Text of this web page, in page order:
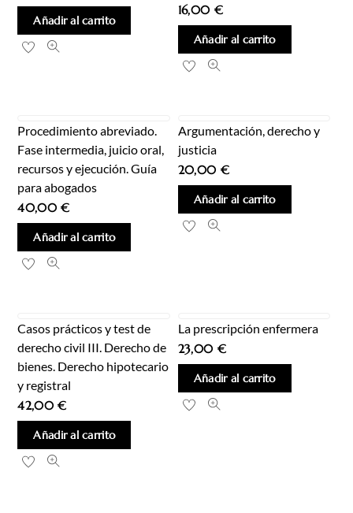
Añadir al carrito
16,00 €
Añadir al carrito
Procedimiento abreviado.
Fase intermedia, juicio oral,
recursos y ejecución. Guía
para abogados
40,00€
Añadir al carrito
Argumentación, derecho y
justicia
20,00 €
Añadir al carrito
Casos prácticos y test de
derecho civil III. Derecho de
bienes. Derecho hipotecario
y registral
42,00€
Añadir al carrito
La prescripción enfermera
23,00 €
Añadir al carrito